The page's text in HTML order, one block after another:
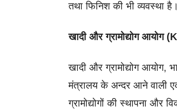
तथा फिनिश की भी व्यवस्था है।
खादी और ग्रामोद्योग आयोग
खादी और ग्रामोद्योग आयोग,
मंत्रालय के अन्दर आने वाली
ग्रामोद्योगों की स्थापना और